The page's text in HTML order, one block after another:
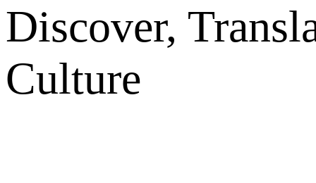
Discover,
Culture